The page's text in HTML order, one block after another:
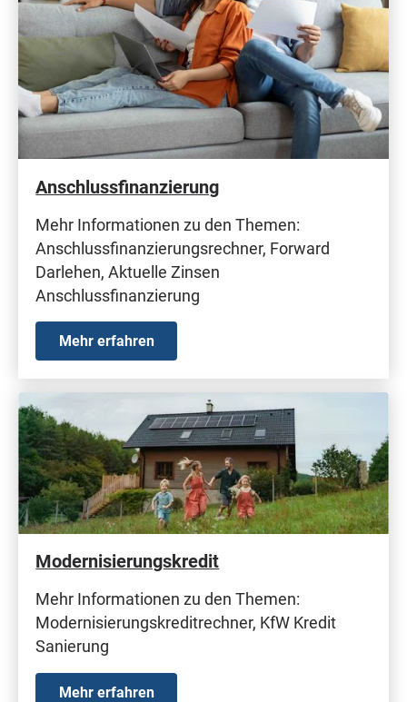
Anschlussfinanzierung
Mehr Informationen zu den Themen:
Anschlussfinanzierungsrechner, Forward
Darlehen, Aktuelle Zinsen
Anschlussfinanzierung
Mehr erfahren
Modernisierungskredit
Mehr Informationen zu den Themen:
Modernisierungskreditrechner, KfW Kredit
Sanierung
Mehr erfahren